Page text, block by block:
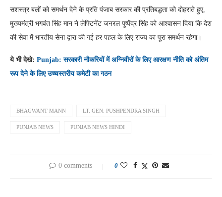
सशस्त्र बलों को समर्थन देने के प्रति पंजाब सरकार की प्रतिबद्धता को दोहराते हुए,
मुख्यमंत्री भगवंत सिंह मान ने लेफ्टिनेंट जनरल पुष्पेंद्र सिंह को आश्वासन दिया कि देश
की सेवा में भारतीय सेना द्वारा की गई हर पहल के लिए राज्य का पूरा समर्थन रहेगा।
ये भी देखे: Punjab: सरकारी नौकरियों में अग्निवीरों के लिए आरक्षण नीति को अंतिम
रूप देने के लिए उच्चस्तरीय कमेटी का गठन
BHAGWANT MANN LT. GEN. PUSHPENDRA SINGH
PUNJAB NEWS PUNJAB NEWS HINDI
0 comments 0